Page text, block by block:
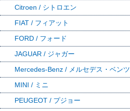
Citroen / シトロエン
FIAT / フィアット
FORD / フォード
JAGUAR / ジャガー
Mercedes-Benz / メルセデス・ベンツ
MINI / ミニ
PEUGEOT / プジョー